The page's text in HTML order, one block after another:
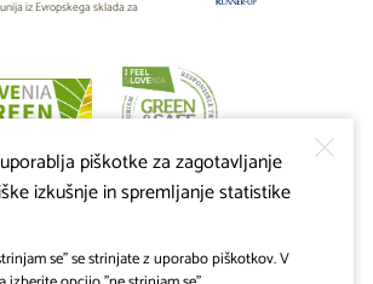
iz Evropskega sklada za
piškotke za zagotavljanje
izkušnje in spremljanje statistike
se" se strinjate z uporabo piškotkov. V